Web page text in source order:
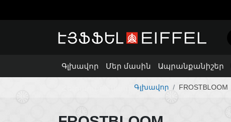
Գլխավոր Մեր մասին Ապրանքանիշեր
Գլխավոր FROSTBLOOM